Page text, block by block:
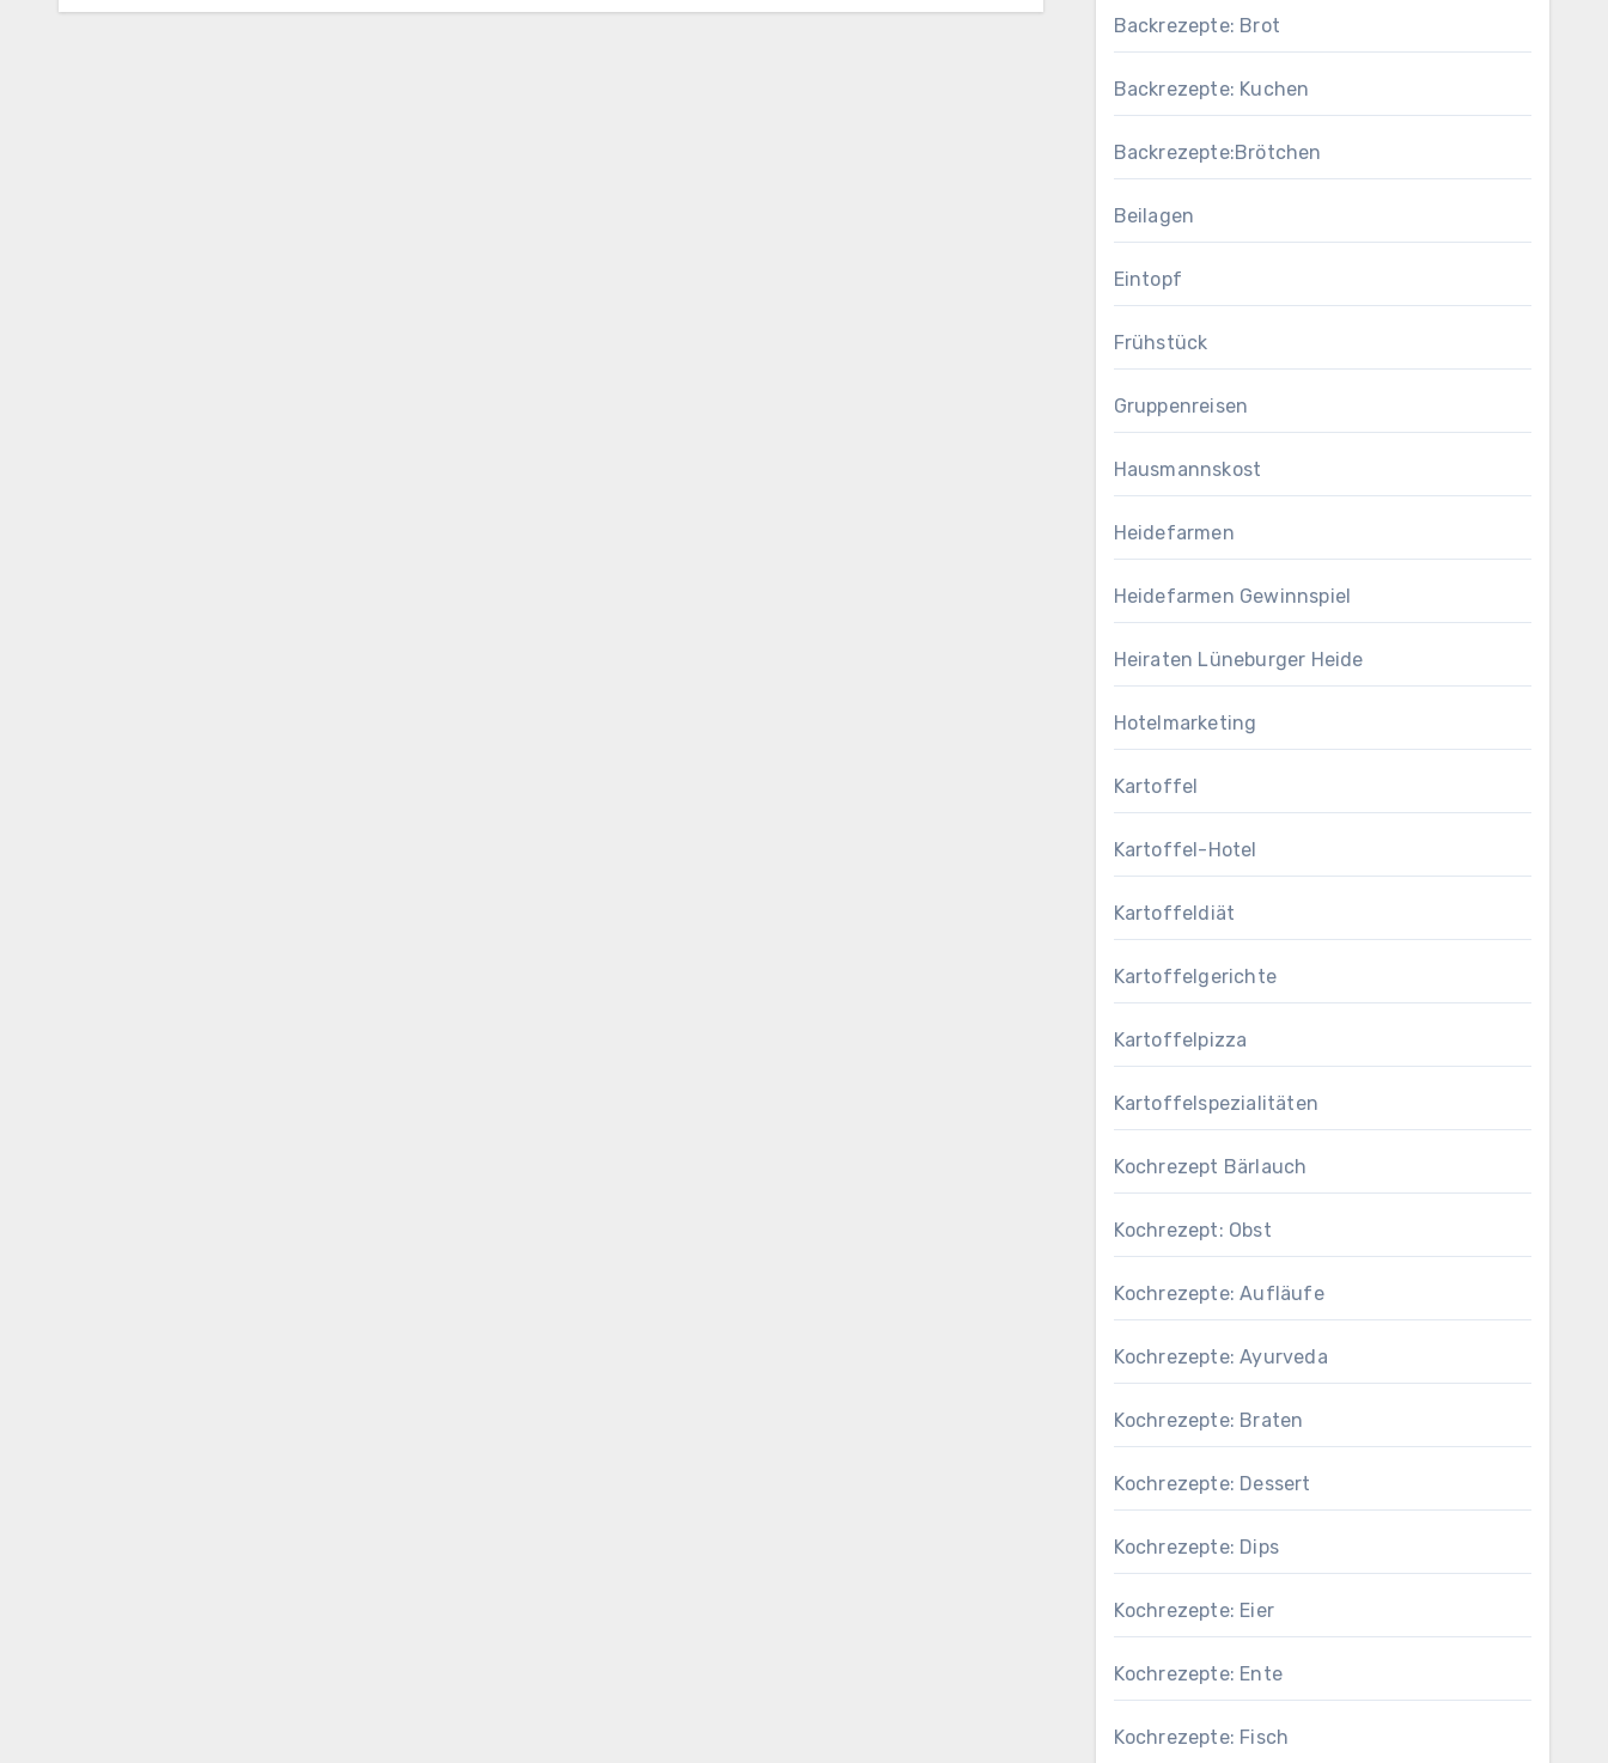
Backrezepte: Brot
Backrezepte: Kuchen
Backrezepte:Brötchen
Beilagen
Eintopf
Frühstück
Gruppenreisen
Hausmannskost
Heidefarmen
Heidefarmen Gewinnspiel
Heiraten Lüneburger Heide
Hotelmarketing
Kartoffel
Kartoffel-Hotel
Kartoffeldiät
Kartoffelgerichte
Kartoffelpizza
Kartoffelspezialitäten
Kochrezept Bärlauch
Kochrezept: Obst
Kochrezepte: Aufläufe
Kochrezepte: Ayurveda
Kochrezepte: Braten
Kochrezepte: Dessert
Kochrezepte: Dips
Kochrezepte: Eier
Kochrezepte: Ente
Kochrezepte: Fisch